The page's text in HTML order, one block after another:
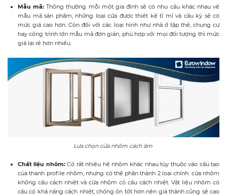
Mẫu mã: Thông thường mỗi một gia đình sẽ có nhu cầu khác nhau về
mẫu mã sản phẩm, những loại cửa được thiết kế tỉ mỉ và cầu kỳ sẽ có
mức giá cao hơn. Còn đối với các loại hình như nhà ở tập thể, chung cư
hay công trình lớn mẫu mã đơn giản, phù hợp với mọi đối tượng thì mức
giá lại rẻ hơn nhiều.
Lựa chọn cửa nhôm cách âm
Chất liệu nhôm:Có rất nhiều hệ nhôm khác nhau tùy thuộc vào cấu tạo
của thanh profile nhôm, nhưng có thể phân thành 2 loại chính: cửa nhôm
không cầu cách nhiệt và cửa nhôm có cầu cách nhiệt. Vật liệu nhôm có
cầu có khả năng cách nhiệt, chống ồn tốt hơn nên giá thành cũng sẽ cao